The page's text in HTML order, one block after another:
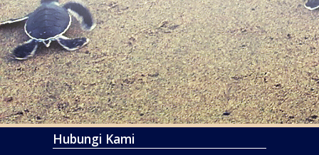
Hubungi Kami